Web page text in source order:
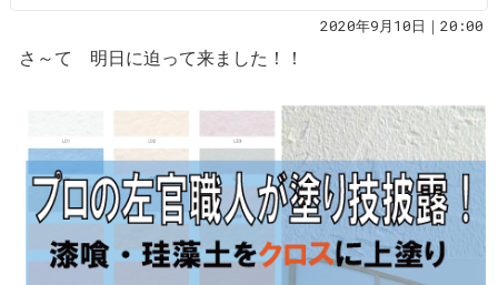
2020年9月10日｜20:00
さ～て 明日に迫って来ました！！